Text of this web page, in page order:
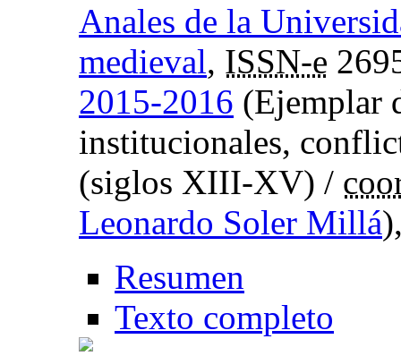
Anales de la
medieval, ISSN-e
2015-2016 (Ejemplar
institucionales,
(siglos XIII-XV) /
Leonardo Soler Millá
Resumen
Texto completo